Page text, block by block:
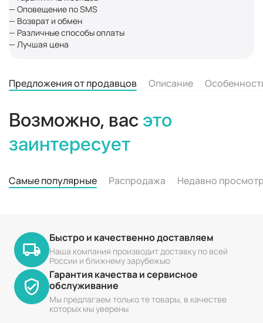
— Оповещение по SMS
— Возврат и обмен
— Различные способы оплаты
— Лучшая цена
Предложения от продавцов Описание
Возможно, вас это
заинтересует
Самые популярные Распродажа Недавно
Быстро и качественно доставляем
Наша компания производит доставку по всей
России и ближнему зарубежью
Гарантия качества и сервисное
обслуживание
Мы предлагаем только те товары, в качестве
которых мы уверены